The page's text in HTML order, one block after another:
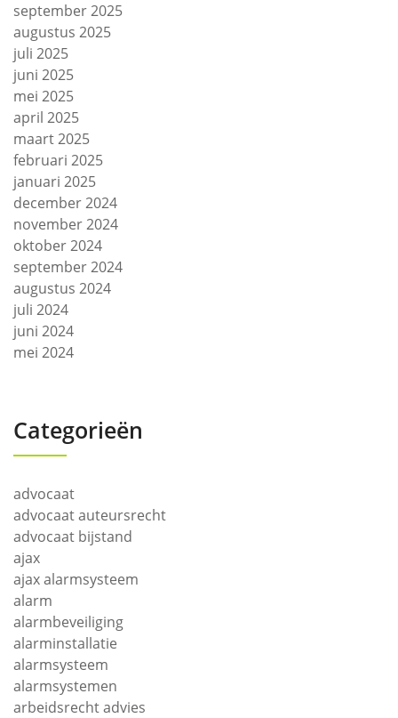
september 2025
augustus 2025
juli 2025
juni 2025
mei 2025
april 2025
maart 2025
februari 2025
januari 2025
december 2024
november 2024
oktober 2024
september 2024
augustus 2024
juli 2024
juni 2024
mei 2024
Categorieën
advocaat
advocaat auteursrecht
advocaat bijstand
ajax
ajax alarmsysteem
alarm
alarmbeveiliging
alarminstallatie
alarmsysteem
alarmsystemen
arbeidsrecht advies